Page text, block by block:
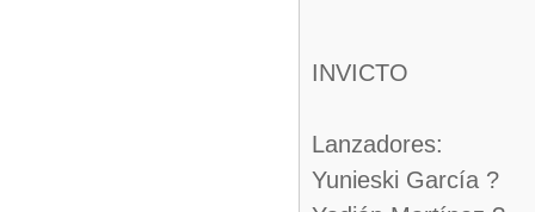
INVICTO
Lanzadores:
Yunieski García ?